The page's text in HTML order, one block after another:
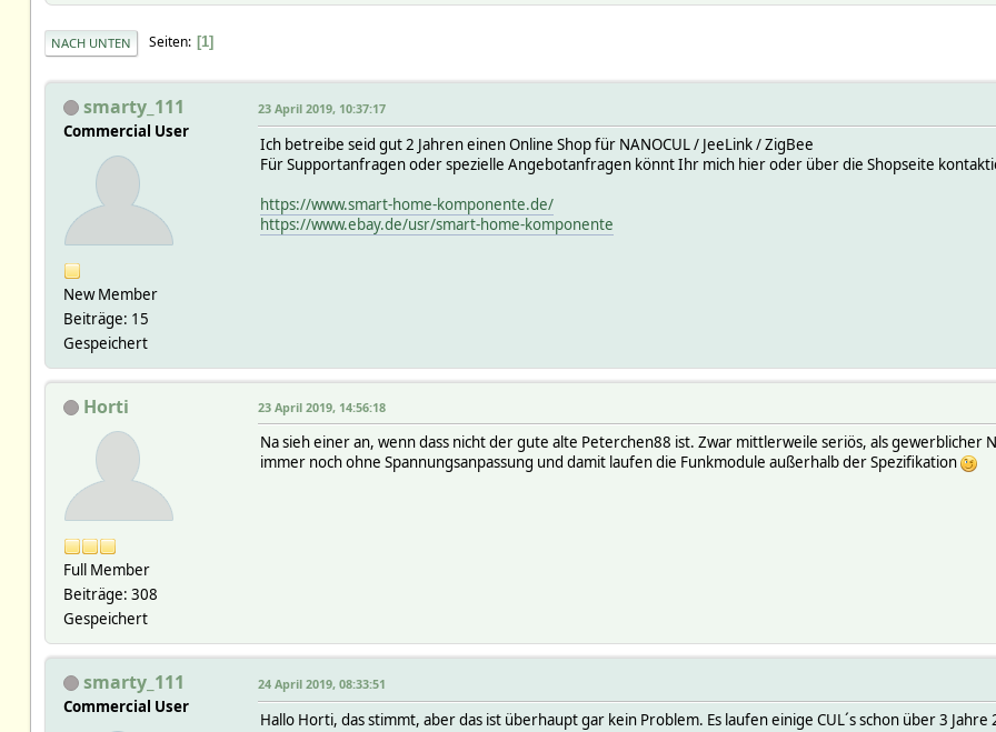
NACH UNTEN Seiten 1
smarty_111
Commercial User
New Member
Beiträge: 15
Gespeichert
23 April 2019, 10:37:17
Ich betreibe seid gut 2 Jahren einen Online Shop für NANOCUL / JeeLink / ZigBee
Für Supportanfragen oder spezielle Angebotanfragen könnt Ihr mich hier oder über die Shopseite
https://www.smart-home-komponente.de/
https://www.ebay.de/usr/smart-home-komponente
Horti
Full Member
Beiträge: 308
Gespeichert
23 April 2019, 14:56:18
Na sieh einer an, wenn dass nicht der gute alte Peterchen88 ist. Zwar mittlerweile seriös, als gewerblicher
immer noch ohne Spannungsanpassung und damit laufen die Funkmodule außerhalb der Spezifikation
smarty_111
Commercial User
24 April 2019, 08:33:51
Hallo Horti, das stimmt, aber das ist überhaupt gar kein Problem. Es laufen einige CUL´s schon über 3